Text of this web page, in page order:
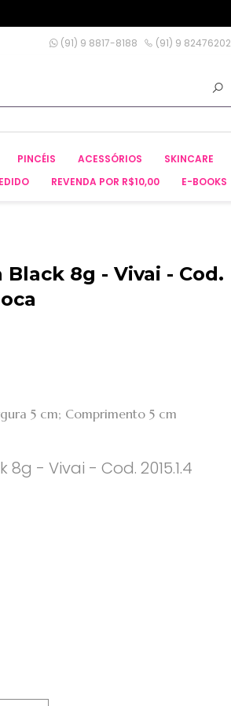
(91) 9 8817-8188 (91) 9 82476202
PINCÉIS ACESSÓRIOS SKINCARE
REVENDA POR R$10,00 E-BOOKS
8g - Vivai - Cod.
5 cm; Comprimento 5 cm
- Vivai - Cod. 2015.1.4